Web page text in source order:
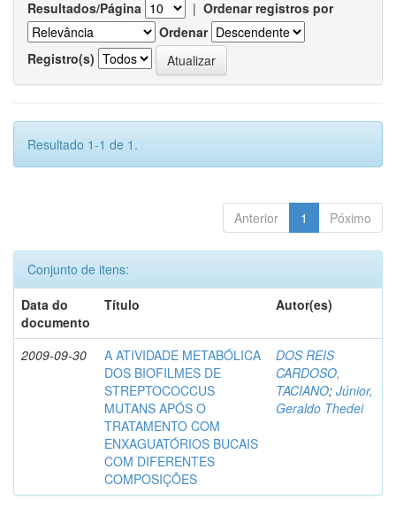
Resultados/Página | Ordenar registros por
Ordenar
Registro(s)
Resultado 1-1 de 1.
Anterior 1 Póximo
Conjunto de itens:
Data do
documento
Título Autor(es)
2009-09-30
A ATIVIDADE METABÓLICA
DOS BIOFILMES DE
STREPTOCOCCUS
MUTANS APÓS O
TRATAMENTO COM
ENXAGUATÓRIOS BUCAIS
COM DIFERENTES
COMPOSIÇÕES
DOS REIS
CARDOSO,
TACIANO; Júnior,
Geraldo Thedei